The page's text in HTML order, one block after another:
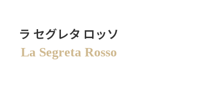
ラ セグレタ ロッソ
La Segreta Rosso